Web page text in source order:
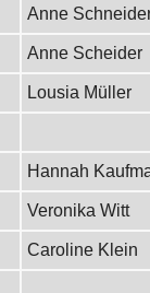
Anne
Anne Scheider
Lousia Müller
Hannah
Veronika Witt
Caroline Klein